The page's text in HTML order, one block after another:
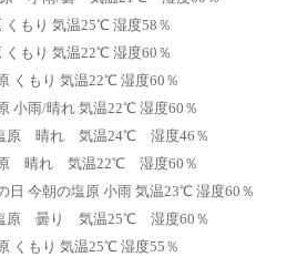
くもり 気温25℃ 湿度58％
くもり 気温22℃ 湿度60％
くもり 気温22℃ 湿度60％
小雨/晴れ 気温22℃ 湿度60％
原 晴れ 気温24℃ 湿度46％
原 晴れ 気温22℃ 湿度60％
日 今朝の塩原 小雨 気温23℃ 湿度60％
原 曇り 気温25℃ 湿度60％
くもり 気温25℃ 湿度55％